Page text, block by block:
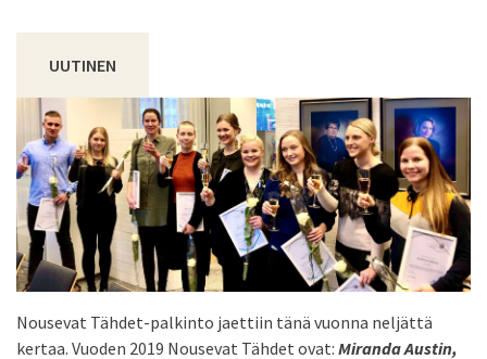
UUTINEN
Nousevat Tähdet-palkinto jaettiin tänä vuonna neljättä
kertaa. Vuoden 2019 Nousevat Tähdet ovat: Miranda Austin,